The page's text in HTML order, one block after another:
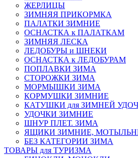
ЖЕРЛИЦЫ
ЗИМНЯЯ ПРИКОРМКА
ПАЛАТКИ ЗИМНИЕ
ОСНАСТКА к ПАЛАТКАМ
ЗИМНЯЯ ЛЕСКА
ЛЕДОБУРЫ и ШНЕКИ
ОСНАСТКА к ЛЕДОБУРАМ
ПОПЛАВКИ ЗИМА
СТОРОЖКИ ЗИМА
МОРМЫШКИ ЗИМА
КОРМУШКИ ЗИМНИЕ
КАТУШКИ для ЗИМНЕЙ
УДОЧКИ ЗИМНИЕ
ШНУР ПЛЕТ. ЗИМА
ЯЩИКИ ЗИМНИЕ,
БЕЗ КАТЕГОРИИ ЗИМА
ТОВАРЫ для ТУРИЗМА